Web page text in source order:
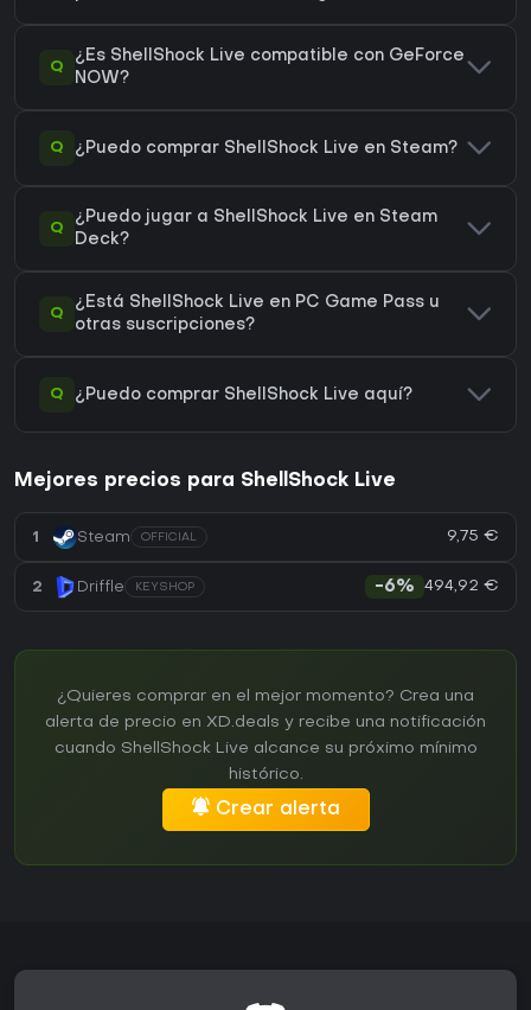
Q
¿Es ShellShock Live compatible con GeForce
NOW?
Q ¿Puedo comprar ShellShock Live en Steam?
Q
¿Puedo jugar a ShellShock Live en Steam
Deck?
Q
¿Está ShellShock Live en PC Game Pass u
otras suscripciones?
Q ¿Puedo comprar ShellShock Live aquí?
Mejores precios para ShellShock Live
1 Steam OFFICIAL 9,75 €
2 Driffle KEYSHOP -6% 494,92 €
¿Quieres comprar en el mejor momento? Crea una
alerta de precio en XD.deals y recibe una notificación
cuando ShellShock Live alcance su próximo mínimo
histórico.
Crear alerta